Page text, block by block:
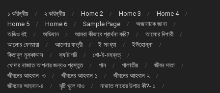
১ করিন্থীয় ২ করিন্থীয় Home 2 Home 3
Home 4
Home 5
Home 6 Sample Page
অজানাকে জানা
অডিও বই
অভিযান আমরা কীভাবে প্রার্থনা করি?
আলোর দিশারী
আলোর ফোয়ারা
আলোর যাত্রী ই-সংখ্যা
ইউহোন্না
কিতাবুল মুক্কাদ্দাস
ক্যাটাগরি
খো-ই-মহব্বত্
খোদার নাজাত আপনার জন্যও প্রস্তুত
গান গালাতীয়
জীবন দাতা
জীবনের আহবান- ৩
জীবনের আহবান-১
জীবনের আহবান-২
জীবনের আহবান-৪
দৃষ্টি খুলে দাও
নাজাত লাভের উপায় কী?- ১